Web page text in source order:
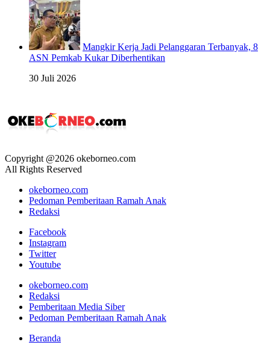
Mangkir Kerja Jadi Pelanggaran Terbanyak, 8
ASN Pemkab Kukar Diberhentikan
30 Juli 2026
Copyright @2026 okeborneo.com
All Rights Reserved
okeborneo.com
Pedoman Pemberitaan Ramah Anak
Redaksi
Facebook
Instagram
Twitter
Youtube
okeborneo.com
Redaksi
Pemberitaan Media Siber
Pedoman Pemberitaan Ramah Anak
Beranda